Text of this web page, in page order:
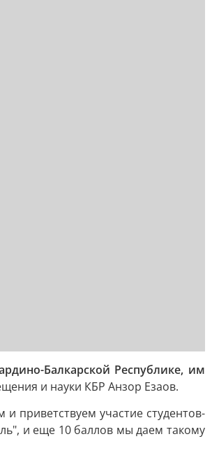
Балкарской Республике, им
и науки КБР Анзор Езаов.
приветствуем участие студентов-
и еще 10 баллов мы даем такому